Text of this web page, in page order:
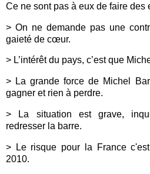
Ce ne sont pas à eux de faire des
> On ne demande pas une
gaieté de cœur.
> L’intérêt du pays, c’est que
> La grande force de Michel
gagner et rien à perdre.
> La situation est grave,
redresser la barre.
> Le risque pour la France
2010.